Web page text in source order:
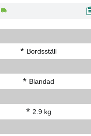
* Bordsställ
* Blandad
* 2.9 kg